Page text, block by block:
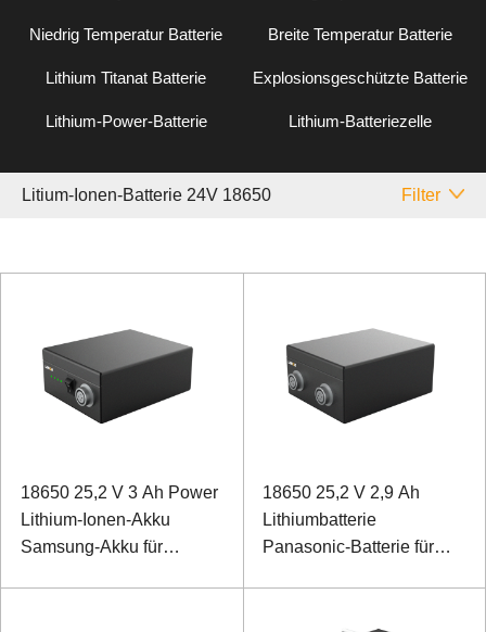
Niedrig Temperatur Batterie Breite Temperatur Batterie
Lithium Titanat Batterie Explosionsgeschützte Batterie
Lithium-Power-Batterie Lithium-Batteriezelle
Litium-Ionen-Batterie 24V 18650 Filter
18650 25,2 V 3 Ah Power
Lithium-Ionen-Akku
Samsung-Akku für
18650 25,2 V 2,9 Ah
Lithiumbatterie
Panasonic-Batterie für